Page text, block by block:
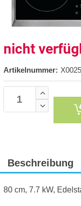
nicht
Artikelnummer:
Beschreibung
80 cm, 7.7 kW,